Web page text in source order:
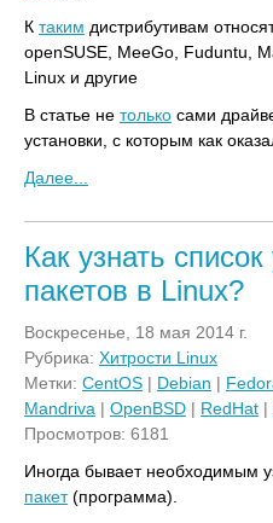
К таким дистрибутивам
openSUSE, MeeGo, Fuduntu,
Linux и другие
В статье не только сами
установки, с которым как
Далее...
Как узнать
пакетов в Linux?
Воскресенье, 18 мая 2014 г.
Рубрика: Хитрости Linux
Метки: CentOS | Debian |
Mandriva | OpenBSD | RedHat |
Просмотров: 6181
Иногда бывает необходимым
пакет(программа).